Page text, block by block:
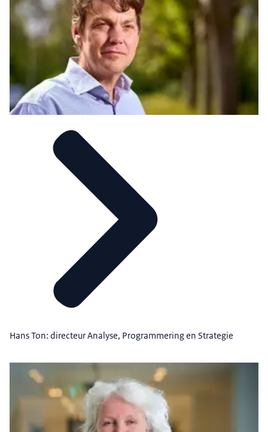
Hans Ton: directeur Analyse, Programmering en Strategie